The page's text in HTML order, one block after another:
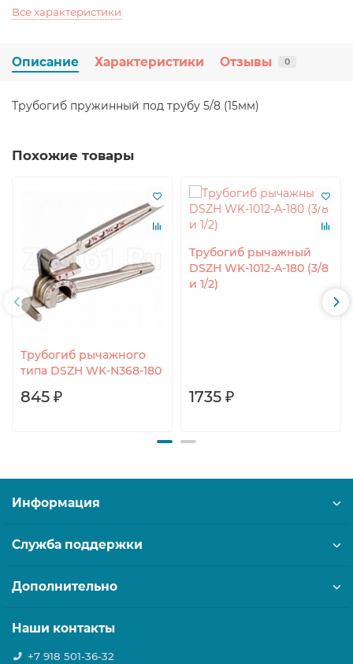
Все характеристики
Описание Характеристики Отзывы 0
Трубогиб пружинный под трубу 5/8 (15мм)
Похожие товары
Трубогиб рычажного
типа DSZH WK-N368-180
845 ₽
Трубогиб рычажный
DSZH WK-1012-A-180 (3/8
и 1/2)
1735 ₽
Информация
Служба поддержки
Дополнительно
Наши контакты
+7 918 501-36-32